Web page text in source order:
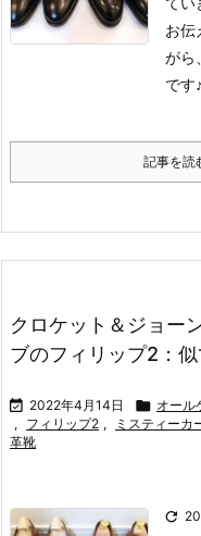
お伝
がら
です
記事を読
クロケット＆ジョー
ブのフィリップ2：
 2022年4月14日  オール
, フィリップ2 , ミスティーカ
革靴
